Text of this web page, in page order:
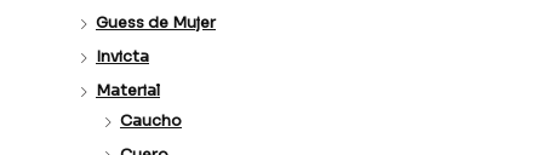
Guess de Mujer
Invicta
Material
Caucho